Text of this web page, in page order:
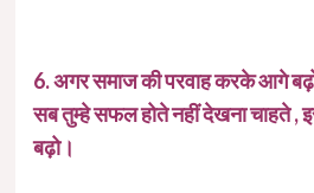
6. अगर समाज की परवाह करके आगे
सब तुम्हे सफल होते नहीं देखना चाहते
बढ़ो।